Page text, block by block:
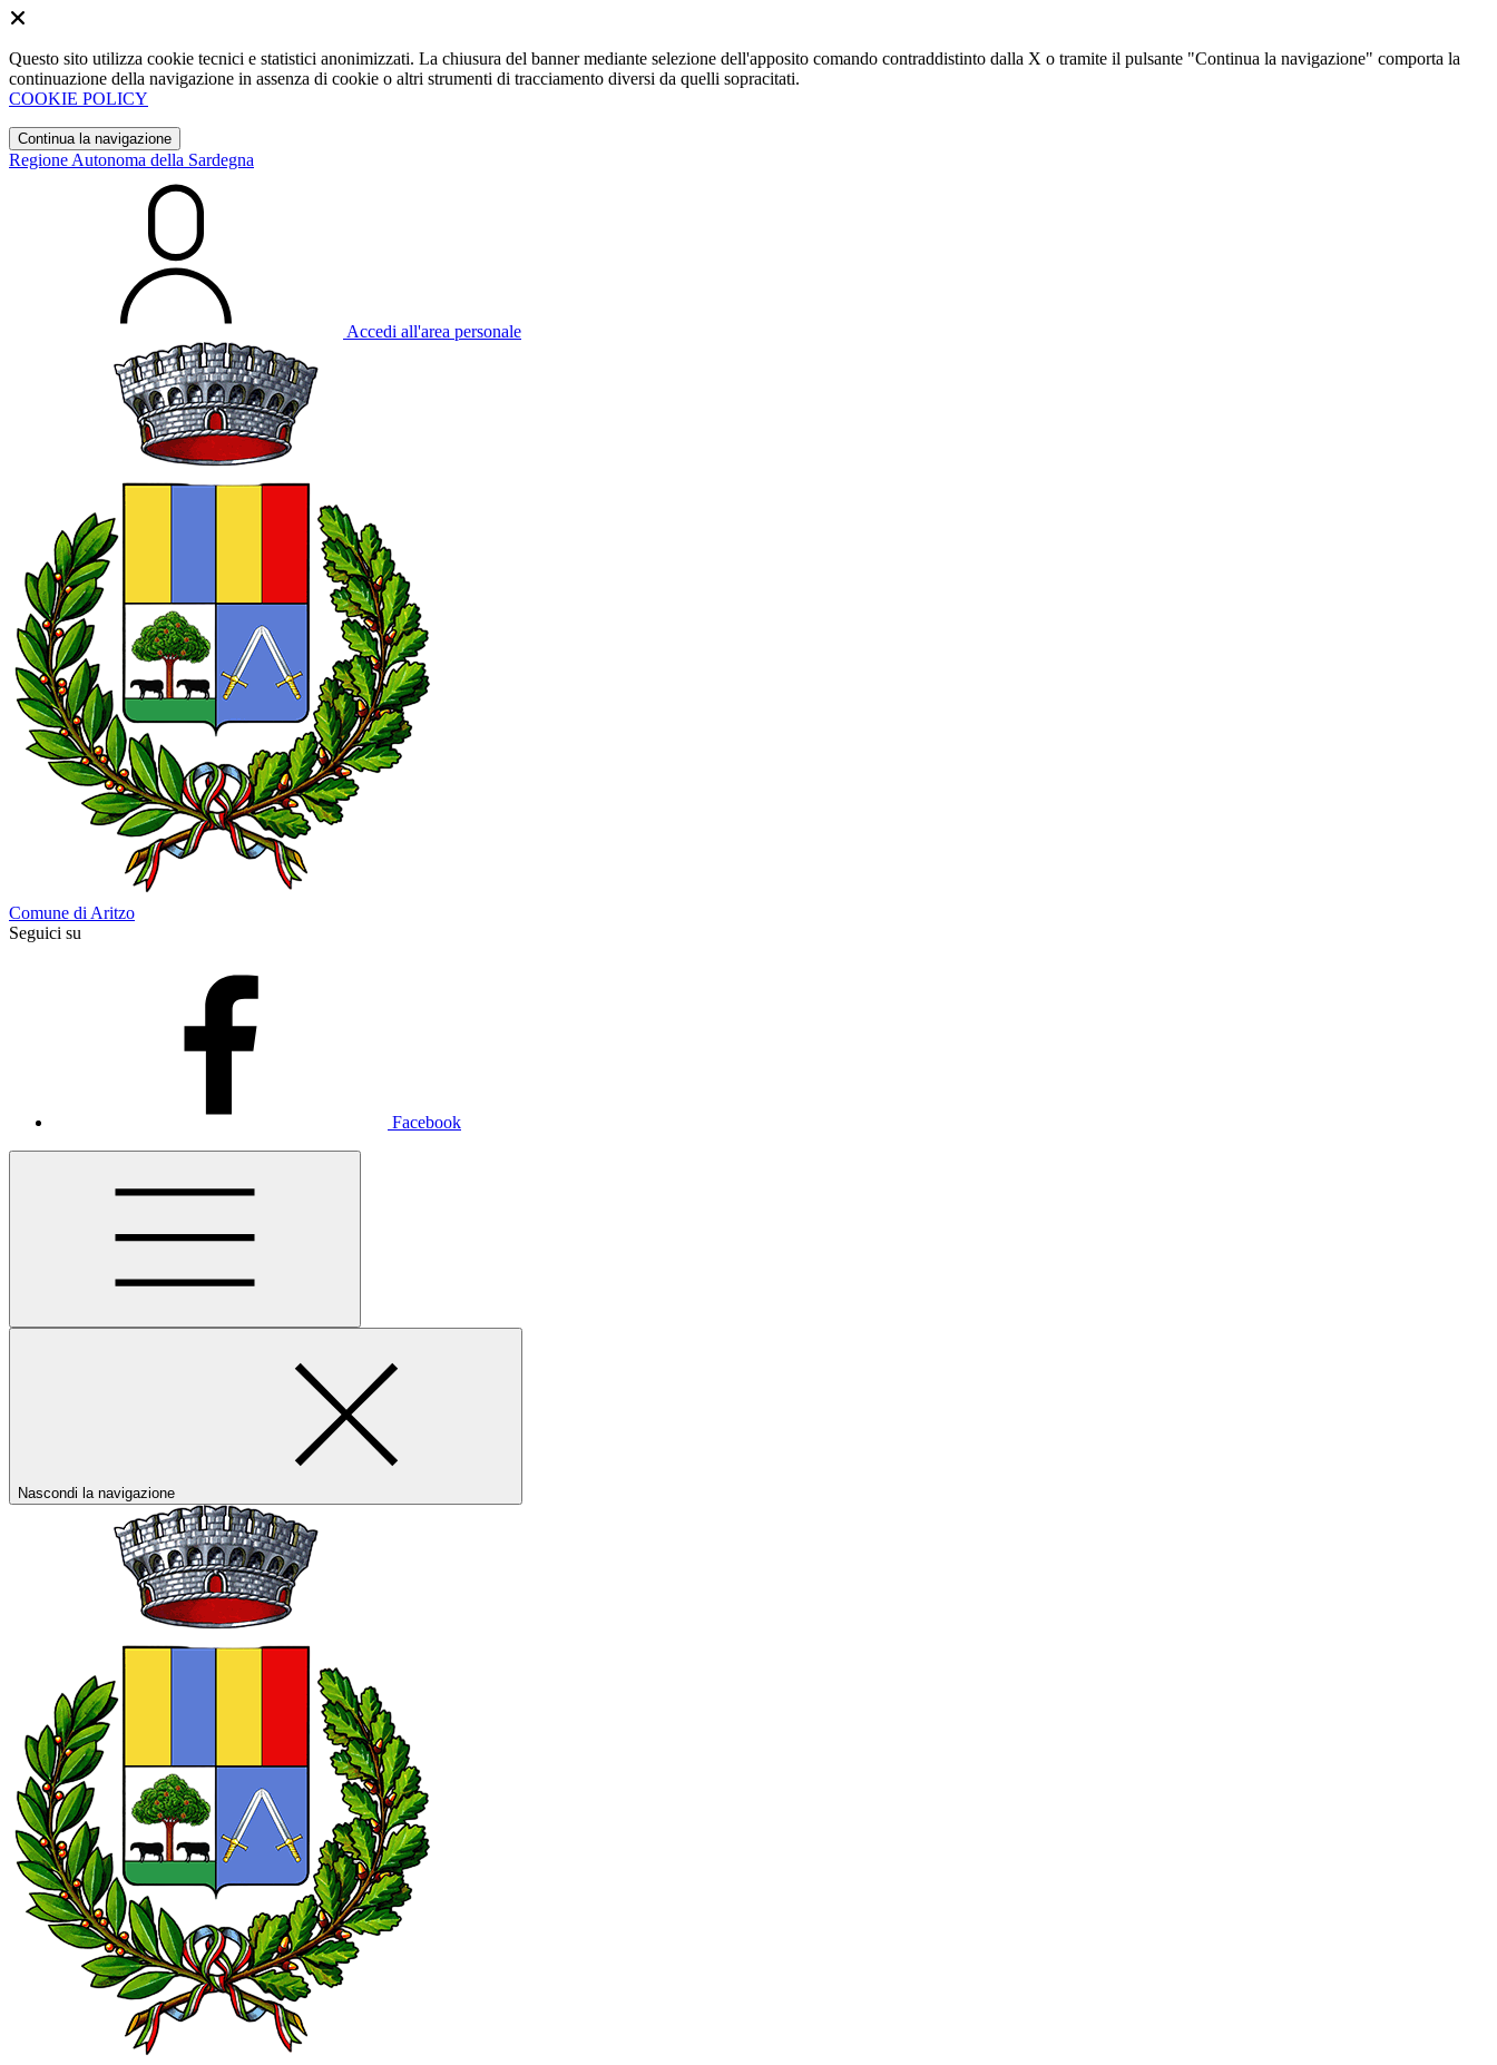
Questo sito utilizza cookie tecnici e statistici anonimizzati. La chiusura del banner mediante selezione dell'apposito comando contraddistinto dalla X o tramite il pulsante "Continua la navigazione" comporta la
continuazione della navigazione in assenza di cookie o altri strumenti di tracciamento diversi da quelli sopracitati.
COOKIE POLICY
Continua la navigazione
Regione Autonoma della Sardegna
Accedi all'area personale
Comune di Aritzo
Seguici su
Facebook
Nascondi la navigazione